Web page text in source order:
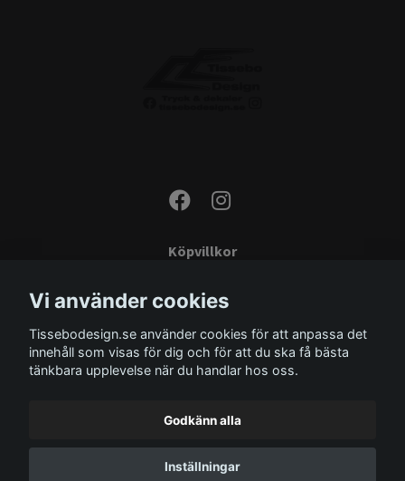
Köpvillkor
Monteringsinstruktioner
Miljö
Storleksguide
Vi använder cookies
Tissebodesign.se använder cookies för att anpassa det
innehåll som visas för dig och för att du ska få bästa
tänkbara upplevelse när du handlar hos oss.
Godkänn alla
Inställningar